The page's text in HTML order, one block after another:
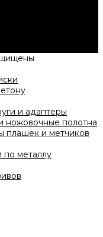
и адаптеры
ножовочные полотна
плашек и метчиков
по металлу